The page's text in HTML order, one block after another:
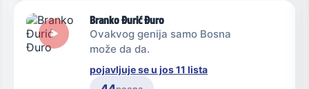
Branko Đurić Đuro
Ovakvog genija samo Bosna
može da da.
pojavljuje se u jos 11 lista